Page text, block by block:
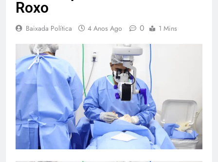
Roxo
Baixada Política 4 Anos Ago 0 1 Mins